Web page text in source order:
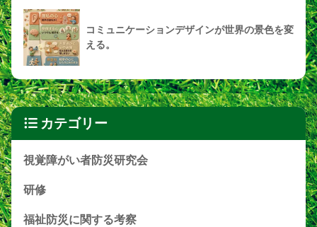
コミュニケーションデザインが世界の景色を変
える。
カテゴリー
視覚障がい者防災研究会
研修
福祉防災に関する考察